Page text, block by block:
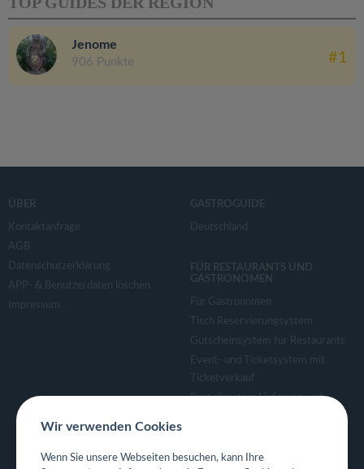
Jenome
906 Punkte #1
ÜBER
Kontaktanfrage
AGB
Datenschutzerklärung
APP- & Benutzerdaten löschen
Impressum
GASTROGUIDE
Deutschland
FÜR RESTAURANTS UND
GASTRONOMEN
Für Gastronomen
Tisch Reservierungsystem
Gutscheinsystem für Restaurants
Event- und Ticketsystem mit
Ticketverkauf
Bestellsystem Lieferung und
Eigene App für Restaurant
Wir verwenden Cookies
Wenn Sie unsere Webseiten besuchen, kann Ihre